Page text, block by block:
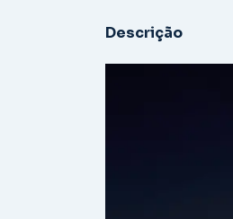
Descrição